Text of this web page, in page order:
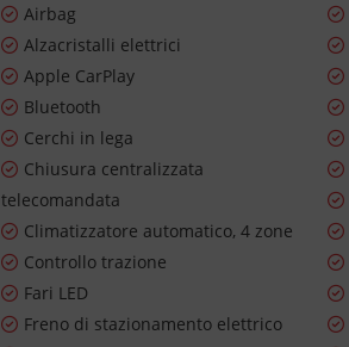
Airbag
Alzacristalli elettrici
Apple CarPlay
Bluetooth
Cerchi in lega
Chiusura centralizzata
telecomandata
Climatizzatore automatico, 4 zone
Controllo trazione
Fari LED
Freno di stazionamento elettrico